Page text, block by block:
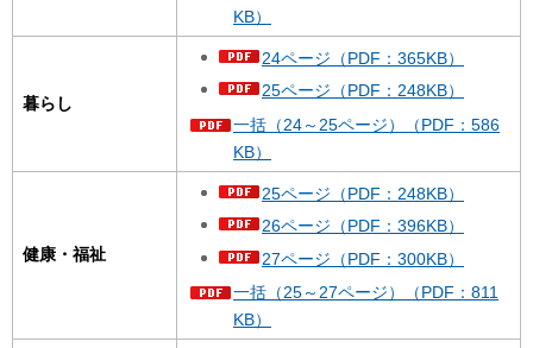
KB）
暮らし
24ページ（PDF：365KB）
25ページ（PDF：248KB）
一括（24～25ページ）（PDF：586
KB）
健康・福祉
25ページ（PDF：248KB）
26ページ（PDF：396KB）
27ページ（PDF：300KB）
一括（25～27ページ）（PDF：811
KB）